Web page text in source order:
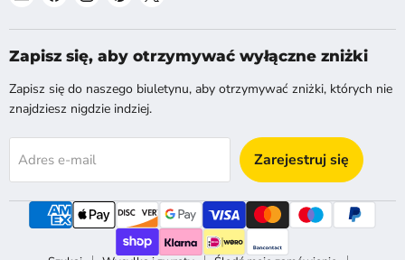
na
E-
mail
na
Facebook
na
Instagram
na
Pinterest
na
X
Zapisz się, aby otrzymywać wyłączne zniżki
Zapisz się do naszego biuletynu, aby otrzymywać zniżki, których nie
znajdziesz nigdzie indziej.
Adres e-mail Zarejestruj się